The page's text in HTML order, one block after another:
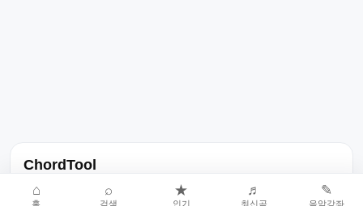
ChordTool
노래 가사, 곡 정보, 코드, 악보를 한곳에서 찾을 수 있는 음악 정보
⌂
홈
⌕
검색
★
인기
♬
최신곡
✎
음악강좌